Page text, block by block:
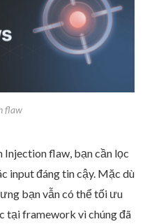
flaw
Injection flaw, bạn cần lọc
input đáng tin cậy. Mặc dù
bạn vẫn có thể tối ưu
tại framework vì chúng đã